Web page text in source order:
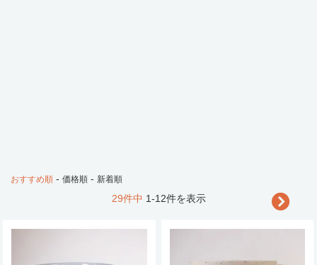
おすすめ順 - 価格順 - 新着順
29件中 1-12件を表示